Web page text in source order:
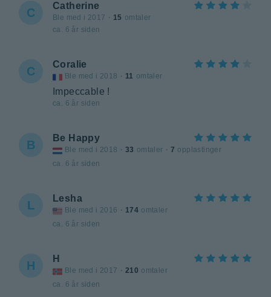
C
Catherine
Ble med i 2017 · 15 omtaler
ca. 6 år siden
C
Coralie
Ble med i 2018 · 11 omtaler
Impeccable !
ca. 6 år siden
B
Be Happy
Ble med i 2018 · 33 omtaler · 7 opplastinger
ca. 6 år siden
L
Lesha
Ble med i 2016 · 174 omtaler
ca. 6 år siden
H
H
Ble med i 2017 · 210 omtaler
ca. 6 år siden